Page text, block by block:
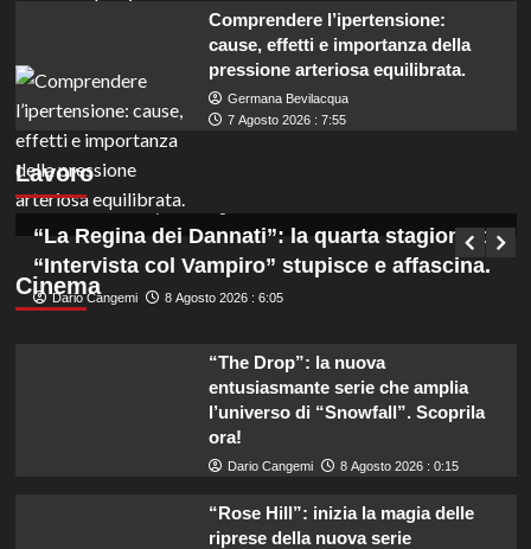
Comprendere l’ipertensione:
cause, effetti e importanza della
pressione arteriosa equilibrata.
Germana Bevilacqua
7 Agosto 2026 : 7:55
Lavoro
Marche: opportunità di lavoro per coadiutori
amministrativi con licenza media disponibile
subito!
Germana Bevilacqua
Cinema
“La Regina dei Dannati”: la quarta stagione di
“Intervista col Vampiro” stupisce e affascina.
Dario Cangemi 8 Agosto 2026 : 6:05
“The Drop”: la nuova
entusiasmante serie che amplia
l’universo di “Snowfall”. Scoprila
ora!
Dario Cangemi 8 Agosto 2026 : 0:15
“Rose Hill”: inizia la magia delle
riprese della nuova serie